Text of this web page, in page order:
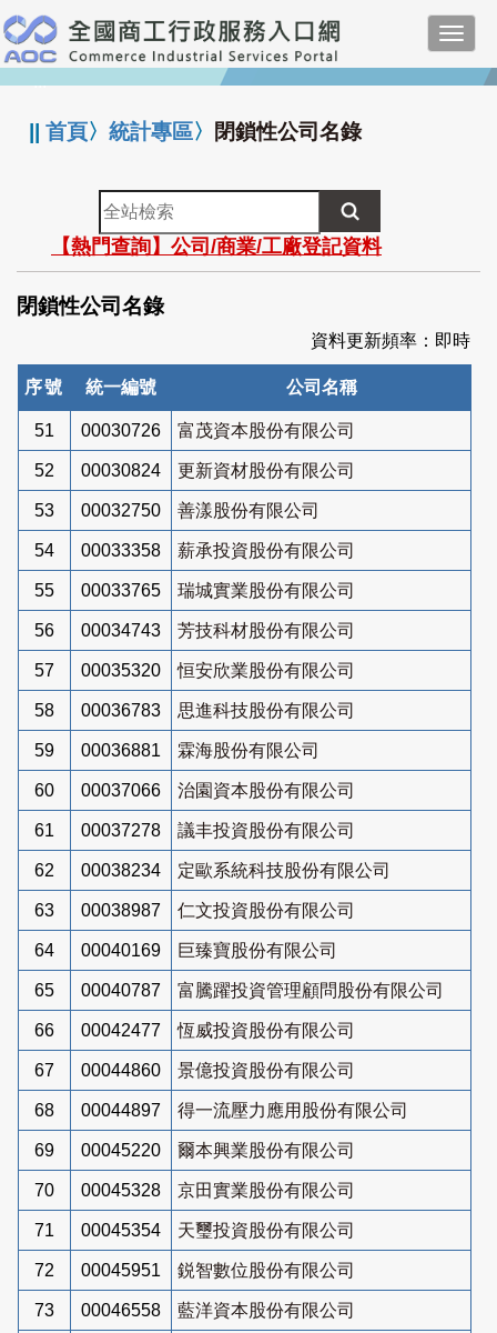
跳
到
主
要
:::
||首頁〉統計專區〉 閉鎖性公司名錄
全
站
檢
索
【熱門查詢】公司/商業/工廠登記資料
閉鎖性公司名錄
資料更新頻率：即時
序號 統一編號 公司名稱
51 00030726 富茂資本股份有限公司
52 00030824 更新資材股份有限公司
53 00032750 善漾股份有限公司
54 00033358 薪承投資股份有限公司
55 00033765 瑞城實業股份有限公司
56 00034743 芳技科材股份有限公司
57 00035320 恒安欣業股份有限公司
58 00036783 思進科技股份有限公司
59 00036881 霖海股份有限公司
60 00037066 治園資本股份有限公司
61 00037278 議丰投資股份有限公司
62 00038234 定歐系統科技股份有限公司
63 00038987 仁文投資股份有限公司
64 00040169 巨臻寶股份有限公司
65 00040787 富騰躍投資管理顧問股份有限公司
66 00042477 恆威投資股份有限公司
67 00044860 景億投資股份有限公司
68 00044897 得一流壓力應用股份有限公司
69 00045220 爾本興業股份有限公司
70 00045328 京田實業股份有限公司
71 00045354 天璽投資股份有限公司
72 00045951 鋭智數位股份有限公司
73 00046558 藍洋資本股份有限公司